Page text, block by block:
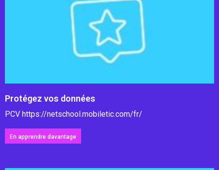
Protégez vos données
PCV https://netschool.mobiletic.com/fr/
En apprendre davantage